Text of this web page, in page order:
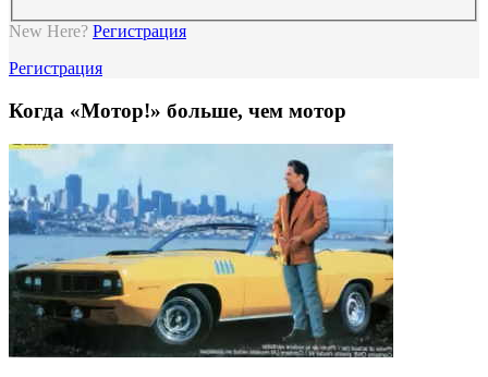
New Here? Регистрация
Регистрация
Когда «Мотор!» больше, чем мотор